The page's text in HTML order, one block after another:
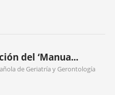
del ‘Manua...
de Geriatría y Gerontología